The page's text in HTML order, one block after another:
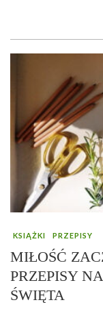
KSIĄŻKI PRZEPISY
MIŁOŚĆ
PRZEPISY
ŚWIĘTA